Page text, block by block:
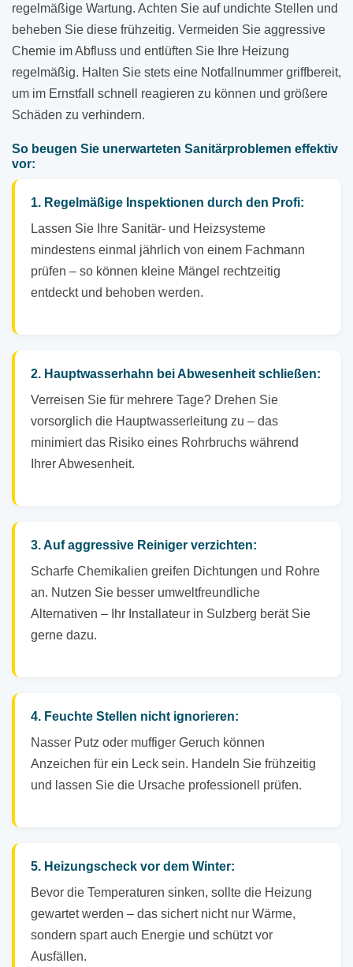
regelmäßige Wartung. Achten Sie auf undichte Stellen und
beheben Sie diese frühzeitig. Vermeiden Sie aggressive
Chemie im Abfluss und entlüften Sie Ihre Heizung
regelmäßig. Halten Sie stets eine Notfallnummer griffbereit,
um im Ernstfall schnell reagieren zu können und größere
Schäden zu verhindern.
So beugen Sie unerwarteten Sanitärproblemen effektiv
vor:
1. Regelmäßige Inspektionen durch den Profi:
Lassen Sie Ihre Sanitär- und Heizsysteme
mindestens einmal jährlich von einem Fachmann
prüfen – so können kleine Mängel rechtzeitig
entdeckt und behoben werden.
2. Hauptwasserhahn bei Abwesenheit schließen:
Verreisen Sie für mehrere Tage? Drehen Sie
vorsorglich die Hauptwasserleitung zu – das
minimiert das Risiko eines Rohrbruchs während
Ihrer Abwesenheit.
3. Auf aggressive Reiniger verzichten:
Scharfe Chemikalien greifen Dichtungen und Rohre
an. Nutzen Sie besser umweltfreundliche
Alternativen – Ihr Installateur in Sulzberg berät Sie
gerne dazu.
4. Feuchte Stellen nicht ignorieren:
Nasser Putz oder muffiger Geruch können
Anzeichen für ein Leck sein. Handeln Sie frühzeitig
und lassen Sie die Ursache professionell prüfen.
5. Heizungscheck vor dem Winter:
Bevor die Temperaturen sinken, sollte die Heizung
gewartet werden – das sichert nicht nur Wärme,
sondern spart auch Energie und schützt vor
Ausfällen.